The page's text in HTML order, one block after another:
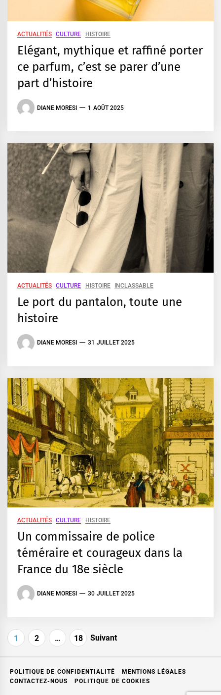
ACTUALITÉS CULTURE HISTOIRE
Elégant, mythique et raffiné porter
ce parfum, c’est se parer d’une
part d’histoire
DIANE MORESI 1 AOÛT 2025
ACTUALITÉS CULTURE HISTOIRE INCLASSABLE
Le port du pantalon, toute une
histoire
DIANE MORESI 31 JUILLET 2025
ACTUALITÉS CULTURE HISTOIRE
Un commissaire de police
téméraire et courageux dans la
France du 18e siècle
DIANE MORESI 30 JUILLET 2025
Pagination
publications
1 2 … 18 Suivant
POLITIQUE DE CONFIDENTIALITÉ
MENTIONS LÉGALES
CONTACTEZ-NOUS
POLITIQUE DE COOKIES